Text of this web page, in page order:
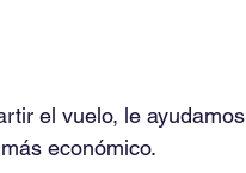
el vuelo, le ayudamos
económico.